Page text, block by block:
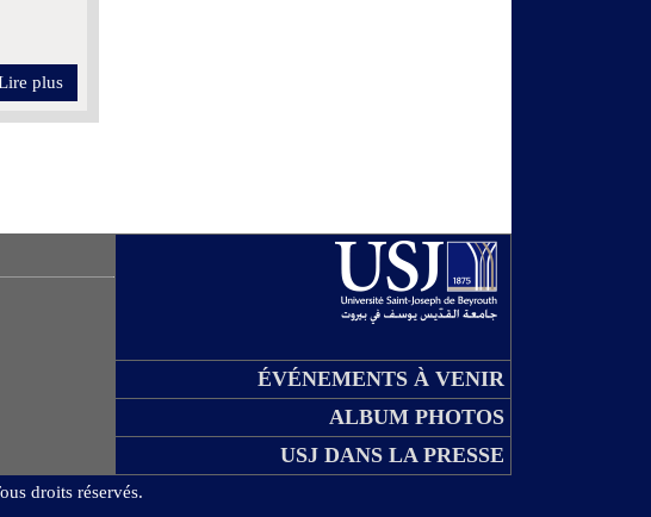
plus
ÉVÉNEMENTS À VENIR
ALBUM PHOTOS
USJ DANS LA PRESSE
droits réservés.